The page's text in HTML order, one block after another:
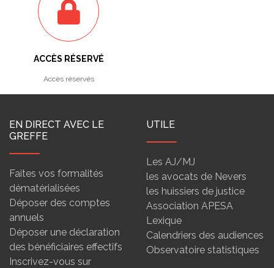
ACCÈS RÉSERVÉ
Accès réservés
EN DIRECT AVEC LE
GREFFE
Faites vos formalités
dématérialisées
Déposer des comptes
annuels
Déposer une déclaration
des bénéficiaires effectifs
Inscrivez-vous sur
UTILE
Les AJ/MJ
les avocats de Nevers
les huissiers de justice
Association APESA
Lexique
Calendriers des audiences
Observatoire statistiques